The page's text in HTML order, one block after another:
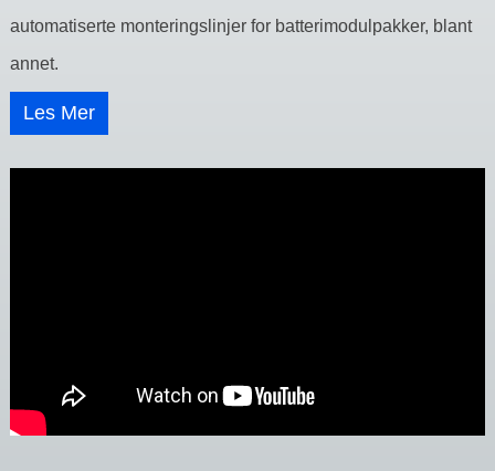
automatiserte monteringslinjer for batterimodulpakker, blant
annet.
Les Mer